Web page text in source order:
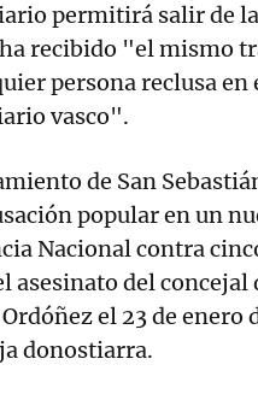
permitirá salir de
recibido "el mismo
persona reclusa en
vasco".
de San
popular en un
Nacional contra
asesinato del concejal
el 23 de enero
donostiarra.